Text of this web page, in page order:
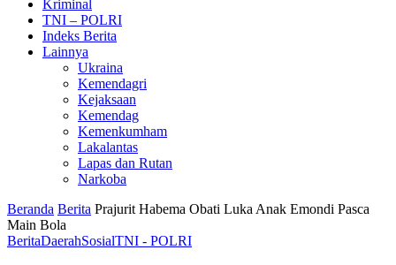
Kriminal
TNI – POLRI
Indeks Berita
Lainnya
Ukraina
Kemendagri
Kejaksaan
Kemendag
Kemenkumham
Lakalantas
Lapas dan Rutan
Narkoba
Beranda Berita Prajurit Habema Obati Luka Anak Emondi Pasca
Main Bola
BeritaDaerahSosialTNI - POLRI